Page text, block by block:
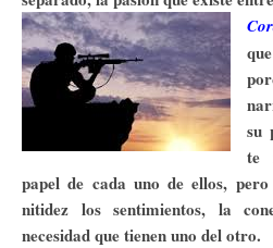
su
te
papel de cada uno de ellos,
nitidez los sentimientos, la
necesidad que tienen uno del otro.